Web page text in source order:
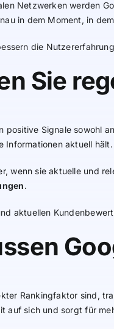
Netzwerken werden
in dem Moment, in
die
Sie
positive Signale sowohl
Informationen aktuell hält.
wenn sie aktuelle und
.
aktuellen
Rankingfaktor sind,
auf sich und sorgt für